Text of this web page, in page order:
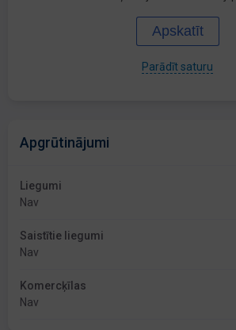
Apskatīt
Parādīt saturu
Apgrūtinājumi
Liegumi
Nav
Saistītie liegumi
Nav
Komercķīlas
Nav